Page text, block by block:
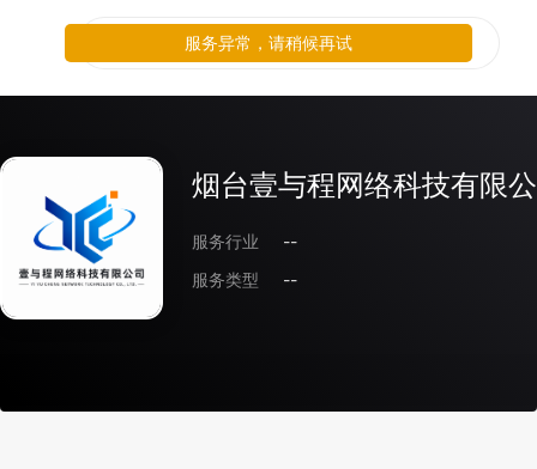
烟台壹与程网络科技有限
服务行业
--
服务类型
--
服务异常，请稍候再试